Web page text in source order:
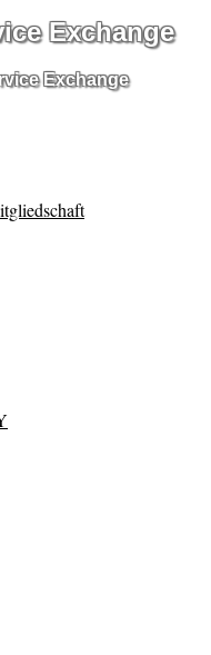
Exchange
Exchange